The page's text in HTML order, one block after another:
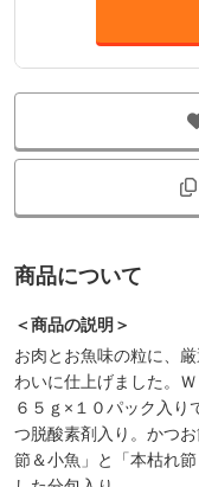
商品について
＜商品の説明＞
お肉とお魚味の粒に、
わいに仕上げました。
６５ｇ×１０パック入
つ脱酸素剤入り。かつ
節＆小魚」と「本枯れ